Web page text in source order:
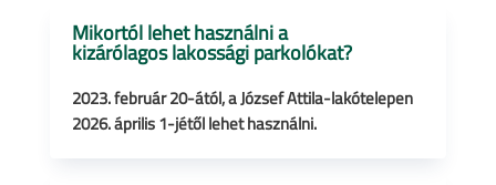
Mikortól lehet használni a
kizárólagos lakossági parkolókat?
2023. február 20-ától, a József Attila-lakótelepen
2026. április 1-jétől lehet használni.